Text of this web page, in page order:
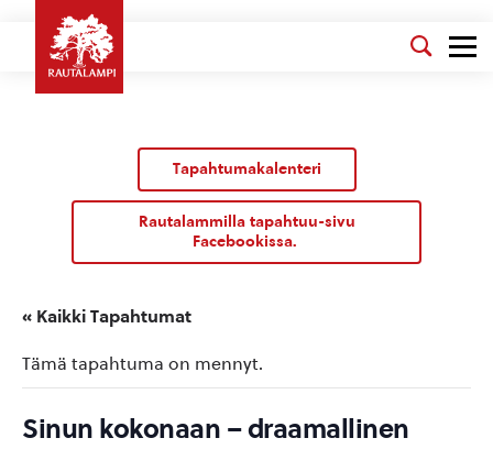
Tapahtumakalenteri
Rautalammilla tapahtuu-sivu
Facebookissa.
« Kaikki Tapahtumat
Tämä tapahtuma on mennyt.
Sinun kokonaan – draamallinen